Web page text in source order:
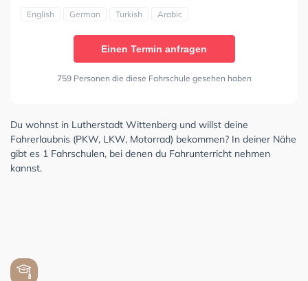
English German Turkish Arabic
Einen Termin anfragen
759 Personen die diese Fahrschule gesehen haben
Du wohnst in Lutherstadt Wittenberg und willst deine
Fahrerlaubnis (PKW, LKW, Motorrad) bekommen? In deiner Nähe
gibt es 1 Fahrschulen, bei denen du Fahrunterricht nehmen
kannst.